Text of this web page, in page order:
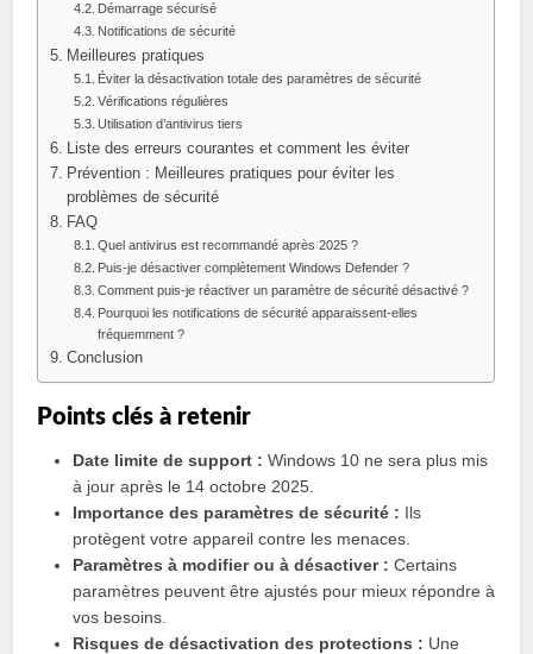
Démarrage sécurisé
Notifications de sécurité
Meilleures pratiques
Éviter la désactivation totale des paramètres de sécurité
Vérifications régulières
Utilisation d’antivirus tiers
Liste des erreurs courantes et comment les éviter
Prévention : Meilleures pratiques pour éviter les
problèmes de sécurité
FAQ
Quel antivirus est recommandé après 2025 ?
Puis-je désactiver complètement Windows Defender ?
Comment puis-je réactiver un paramètre de sécurité désactivé ?
Pourquoi les notifications de sécurité apparaissent-elles
fréquemment ?
Conclusion
Points clés à retenir
Date limite de support : Windows 10 ne sera plus mis
à jour après le 14 octobre 2025.
Importance des paramètres de sécurité : Ils
protègent votre appareil contre les menaces.
Paramètres à modifier ou à désactiver : Certains
paramètres peuvent être ajustés pour mieux répondre à
vos besoins.
Risques de désactivation des protections : Une